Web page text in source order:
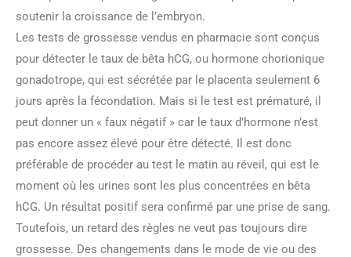
soutenir la croissance de l’embryon.
Les tests de grossesse vendus en pharmacie sont conçus
pour détecter le taux de bêta hCG, ou hormone chorionique
gonadotrope, qui est sécrétée par le placenta seulement 6
jours après la fécondation. Mais si le test est prématuré, il
peut donner un « faux négatif » car le taux d’hormone n’est
pas encore assez élevé pour être détecté. Il est donc
préférable de procéder au test le matin au réveil, qui est le
moment où les urines sont les plus concentrées en bêta
hCG. Un résultat positif sera confirmé par une prise de sang.
Toutefois, un retard des règles ne veut pas toujours dire
grossesse. Des changements dans le mode de vie ou des